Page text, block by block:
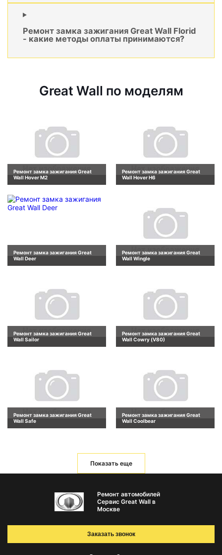
Ремонт замка зажигания Great Wall Florid
- какие методы оплаты принимаются?
Great Wall по моделям
Ремонт замка зажигания Great
Wall Hover M2
Ремонт замка зажигания Great
Wall Hover H6
Ремонт замка зажигания Great
Wall Deer
Ремонт замка зажигания Great
Wall Wingle
Ремонт замка зажигания Great
Wall Sailor
Ремонт замка зажигания Great
Wall Cowry (V80)
Ремонт замка зажигания Great
Wall Safe
Ремонт замка зажигания Great
Wall Coolbear
Показать еще
Ремонт автомобилей
Сервис Great Wall в
Москве
Заказать звонок